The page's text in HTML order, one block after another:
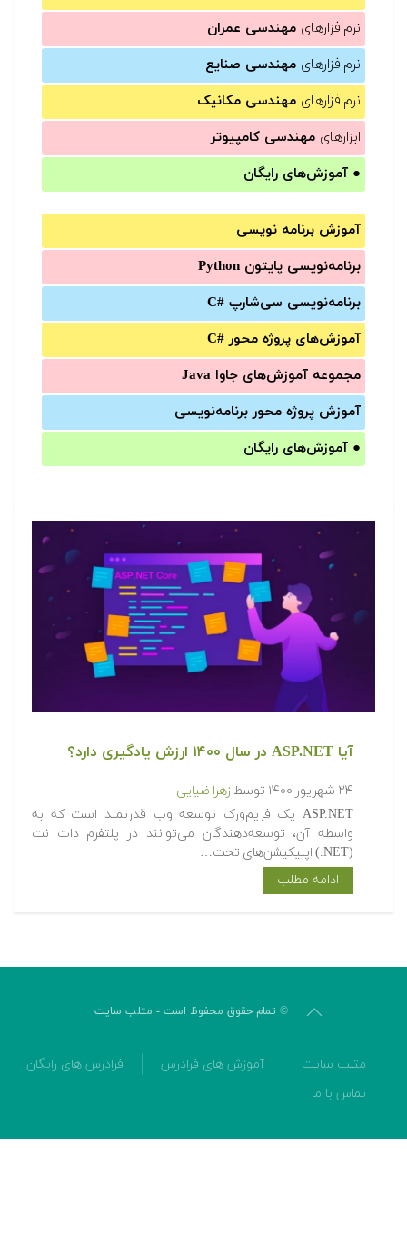
نرم‌افزارهای مهندسی عمران
نرم‌افزارهای مهندسی صنایع
نرم‌افزارهای مهندسی مکانیک
ابزارهای مهندسی کامپیوتر
● آموزش‌های رایگان
آموزش برنامه نویسی
برنامه‌نویسی پایتون Python
برنامه‌‌نویسی سی‌شارپ C#‎
آموزش‌های پروژه محور #C
مجموعه آموزش‌های جاوا Java
آموزش‌ پروژه محور برنامه‌نویسی
● آموزش‌های رایگان
آیا ASP.NET در سال ۱۴۰۰ ارزش یادگیری دارد؟
۲۴ شهریور ۱۴۰۰ توسط زهرا ضیایی
ASP.NET یک فریم‌ورک توسعه وب قدرتمند است که به
واسطه آن، توسعه‌دهندگان می‌توانند در پلتفرم دات نت
(‎.NET) اپلیکیشن‌های تحت…
ادامه مطلب
© تمام حقوق محفوظ است - متلب سایت
متلب سایت آموزش های فرادرس
فرادرس های رایگان
تماس با ما